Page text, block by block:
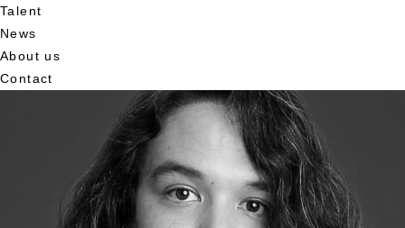
Talent
News
About us
Contact